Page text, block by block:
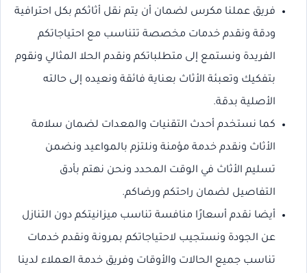
فريق عملنا مكرس لضمان أن يتم نقل أثاثكم بكل احترافية
ودقة ونقدم خدمات مخصصة تتناسب مع احتياجاتكم
الفريدة ونستمع إلى متطلباتكم ونقدم الحلا المثالي ونقوم
بتفكيك وتعبئة الأثاث بعناية فائقة ونعيده إلى حالته
الأصلية بدقة.
كما نستخدم أحدث التقنيات والمعدات لضمان سلامة
الأثاث ونقدم خدمة مؤمنة ونلتزم بالمواعيد ونضمن
تسليم الأثاث في الوقت المحدد ونحن نهتم بأدق
التفاصيل لضمان راحتكم ورضاكم.
أيضا نقدم أسعارًا منافسة تناسب ميزانيتكم دون التنازل
عن الجودة ونستجيب لاحتياجاتكم بمرونة ونقدم خدمات
تناسب جميع الحالات والأوقات وفريق خدمة العملاء لدينا